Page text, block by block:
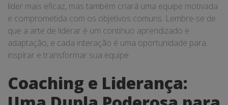
líder mais eficaz, mas também criará uma equipe motivada
e comprometida com os objetivos comuns. Lembre-se de
que a arte de liderar é um contínuo aprendizado e
adaptação, e cada interação é uma oportunidade para
inspirar e transformar sua equipe.
Coaching e Liderança: